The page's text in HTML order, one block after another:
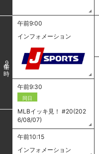
9
午前9:00
インフォメーション
午前9:30
同日
MLBイッキ見！ #20(202
6/08/07)
午前10:15
インフォメーション